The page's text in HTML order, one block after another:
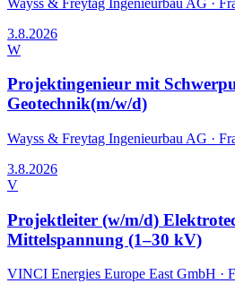
3.8.2026
W
Projektingenieur mit
Geotechnik(m/w/d)
Wayss & Freytag Ingenieurbau AG ·
3.8.2026
V
Projektleiter (w/m/d)
Mittelspannung (1–30 kV)
VINCI Energies Europe East GmbH ·